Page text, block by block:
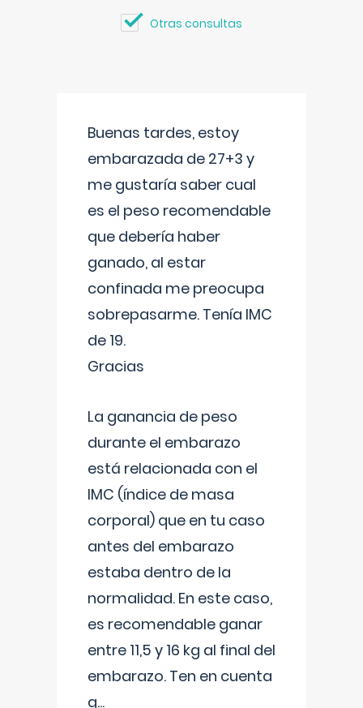
Otras consultas
Buenas tardes, estoy
embarazada de 27+3 y
me gustaría saber cual
es el peso recomendable
que debería haber
ganado, al estar
confinada me preocupa
sobrepasarme. Tenía IMC
de 19.
Gracias
La ganancia de peso
durante el embarazo
está relacionada con el
IMC (índice de masa
corporal) que en tu caso
antes del embarazo
estaba dentro de la
normalidad. En este caso,
es recomendable ganar
entre 11,5 y 16 kg al final del
embarazo. Ten en cuenta
q...